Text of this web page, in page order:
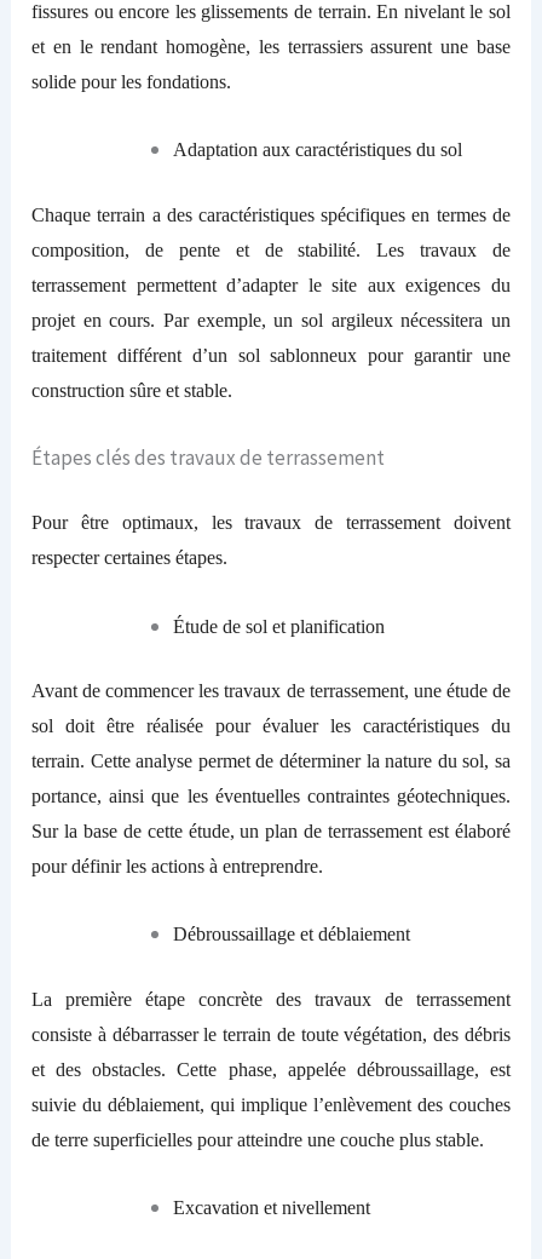
fissures ou encore les glissements de terrain. En nivelant le sol
et en le rendant homogène, les terrassiers assurent une base
solide pour les fondations.
Adaptation aux caractéristiques du sol
Chaque terrain a des caractéristiques spécifiques en termes de
composition, de pente et de stabilité. Les travaux de
terrassement permettent d’adapter le site aux exigences du
projet en cours. Par exemple, un sol argileux nécessitera un
traitement différent d’un sol sablonneux pour garantir une
construction sûre et stable.
Étapes clés des travaux de terrassement
Pour être optimaux, les travaux de terrassement doivent
respecter certaines étapes.
Étude de sol et planification
Avant de commencer les travaux de terrassement, une étude de
sol doit être réalisée pour évaluer les caractéristiques du
terrain. Cette analyse permet de déterminer la nature du sol, sa
portance, ainsi que les éventuelles contraintes géotechniques.
Sur la base de cette étude, un plan de terrassement est élaboré
pour définir les actions à entreprendre.
Débroussaillage et déblaiement
La première étape concrète des travaux de terrassement
consiste à débarrasser le terrain de toute végétation, des débris
et des obstacles. Cette phase, appelée débroussaillage, est
suivie du déblaiement, qui implique l’enlèvement des couches
de terre superficielles pour atteindre une couche plus stable.
Excavation et nivellement